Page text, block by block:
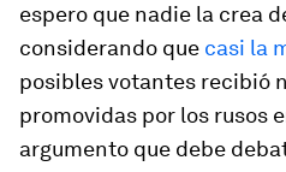
espero que nadie la crea
considerando que casi la
posibles votantes recibió
promovidas por los rusos
argumento que debe